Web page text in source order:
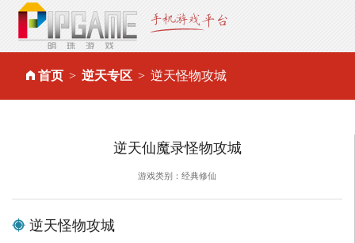
首页 逆天专区 逆天怪物攻城
逆天仙魔录怪物攻城
游戏类别：经典修仙
逆天怪物攻城